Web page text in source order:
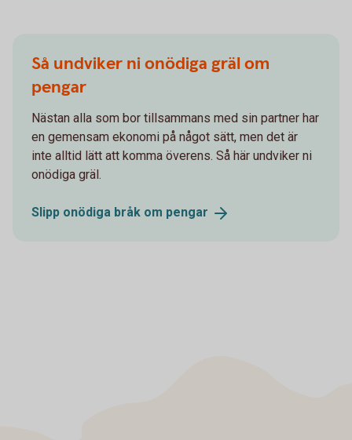
Så undviker ni onödiga gräl om
pengar
Nästan alla som bor tillsammans med sin partner har
en gemensam ekonomi på något sätt, men det är
inte alltid lätt att komma överens. Så här undviker ni
onödiga gräl.
Slipp onödiga bråk om pengar